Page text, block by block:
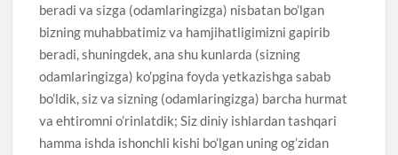
beradi va sizga (odamlaringizga) nisbatan bo’lgan
bizning muhabbatimiz va hamjihatligimizni gapirib
beradi, shuningdek, ana shu kunlarda (sizning
odamlaringizga) ko’pgina foyda yetkazishga sabab
bo’ldik, siz va sizning (odamlaringizga) barcha hurmat
va ehtiromni o’rinlatdik; Siz diniy ishlardan tashqari
hamma ishda ishonchli kishi bo’lgan uning og’zidan